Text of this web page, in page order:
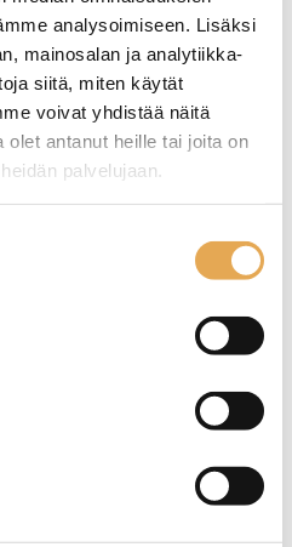
analysoimiseen. Lisäksi
mainosalan ja analytiikka-
siitä, miten käytät
voivat yhdistää näitä
olet antanut heille tai joita on
palvelujaan.
Painoparila Roller Grill
Panini
Ulkomitat: (l) 430 x (s) 410 x
Paistoala 360 x 240 mm.
Painoparila Roller Grill